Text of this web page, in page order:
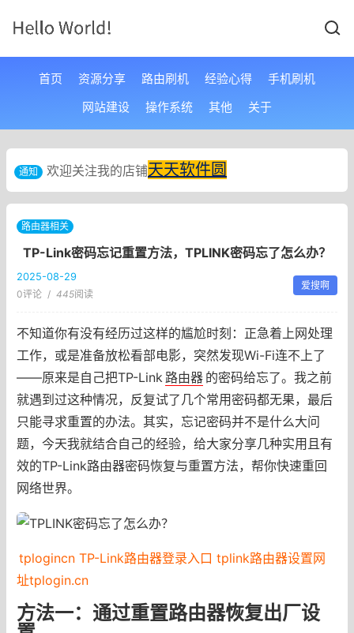
首页 资源分享 路由刷机 经验心得
手机刷机
网站建设
操作系统 其他 关于
通知 欢迎关注我的店铺天天软件圆
路由器相关
TP-Link密码忘记重置方法，TPLINK密码忘了怎么办？
2025-08-29
0评论 / 445阅读
爱搜啊
不知道你有没有经历过这样的尴尬时刻：正急着上网处理
工作，或是准备放松看部电影，突然发现Wi-Fi连不上了
——原来是自己把TP-Link 路由器 的密码给忘了。我之前
就遇到过这种情况，反复试了几个常用密码都无果，最后
只能寻求重置的办法。其实，忘记密码并不是什么大问
题，今天我就结合自己的经验，给大家分享几种实用且有
效的TP-Link路由器密码恢复与重置方法，帮你快速重回
网络世界。
tplogincn TP-Link路由器登录入口 tplink路由器设置网
址tplogin.cn
方法一：通过重置路由器恢复出厂设